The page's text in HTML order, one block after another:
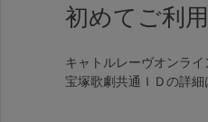
初めてご利
キャトルレーヴオンラ
宝塚歌劇共通ＩＤの詳細